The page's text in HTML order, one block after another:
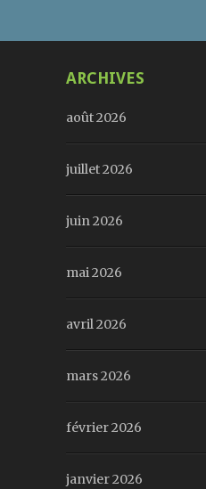
ARCHIVES
août 2026
juillet 2026
juin 2026
mai 2026
avril 2026
mars 2026
février 2026
janvier 2026